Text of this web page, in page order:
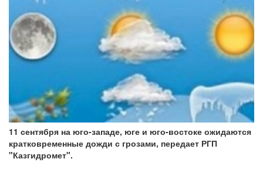
11 сентября на юго-западе, юге и юго-востоке ожидаются
кратковременные дожди с грозами, передает РГП
"Казгидромет".